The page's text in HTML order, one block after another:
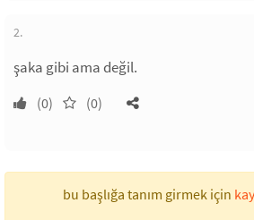
2.
şaka gibi ama değil.
(0) (0)
bu başlığa tanım girmek için